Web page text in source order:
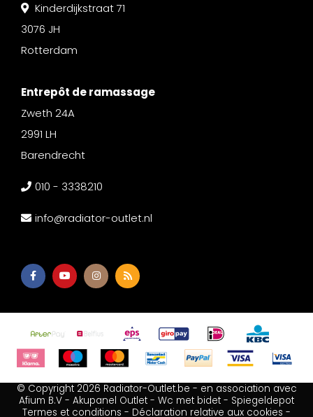
Kinderdijkstraat 71
3076 JH
Rotterdam
Entrepôt de ramassage
Zweth 24A
2991 LH
Barendrecht
010 - 3338210
info@radiator-outlet.nl
© Copyright 2026 Radiator-Outlet.be - en association avec
Afium B.V - Akupanel Outlet - Wc met bidet - Spiegeldepot
Termes et conditions - Déclaration relative aux cookies -